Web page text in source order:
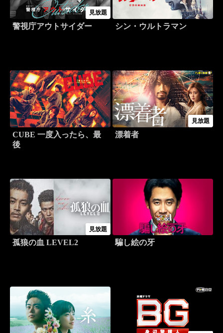
見放題
警視庁アウトサイダー シン・ウルトラマン
CUBE 一度入ったら、最
後
見放題
漂着者
見放題
孤狼の血 LEVEL2 騙し絵の牙